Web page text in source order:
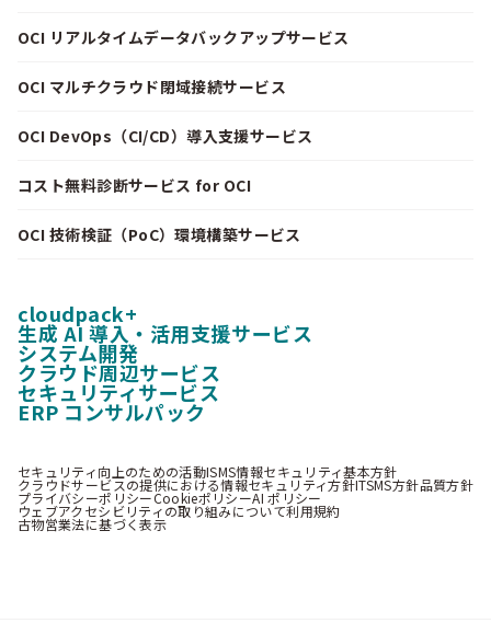
OCI リアルタイムデータバックアップサービス
OCI マルチクラウド閉域接続サービス
OCI DevOps（CI/CD）導入支援サービス
コスト無料診断サービス for OCI
OCI 技術検証（PoC）環境構築サービス
cloudpack+
生成 AI 導入・活用支援サービス
システム開発
クラウド周辺サービス
セキュリティサービス
ERP コンサルパック
セキュリティ向上のための活動ISMS情報セキュリティ基本方針
クラウドサービスの提供における情報セキュリティ方針ITSMS方針品質方針
プライバシーポリシーCookieポリシーAI ポリシー
ウェブアクセシビリティの取り組みについて利用規約
古物営業法に基づく表示